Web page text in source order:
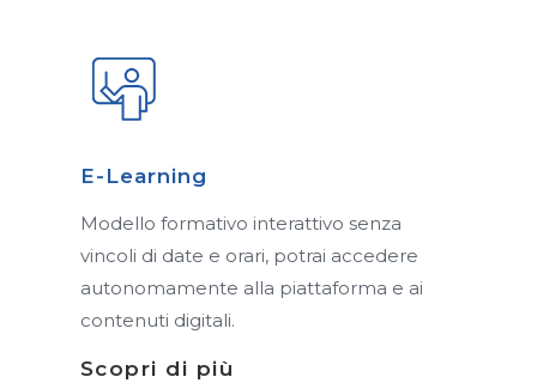
E-Learning
Modello formativo interattivo senza
vincoli di date e orari, potrai accedere
autonomamente alla piattaforma e ai
contenuti digitali.
Scopri di più